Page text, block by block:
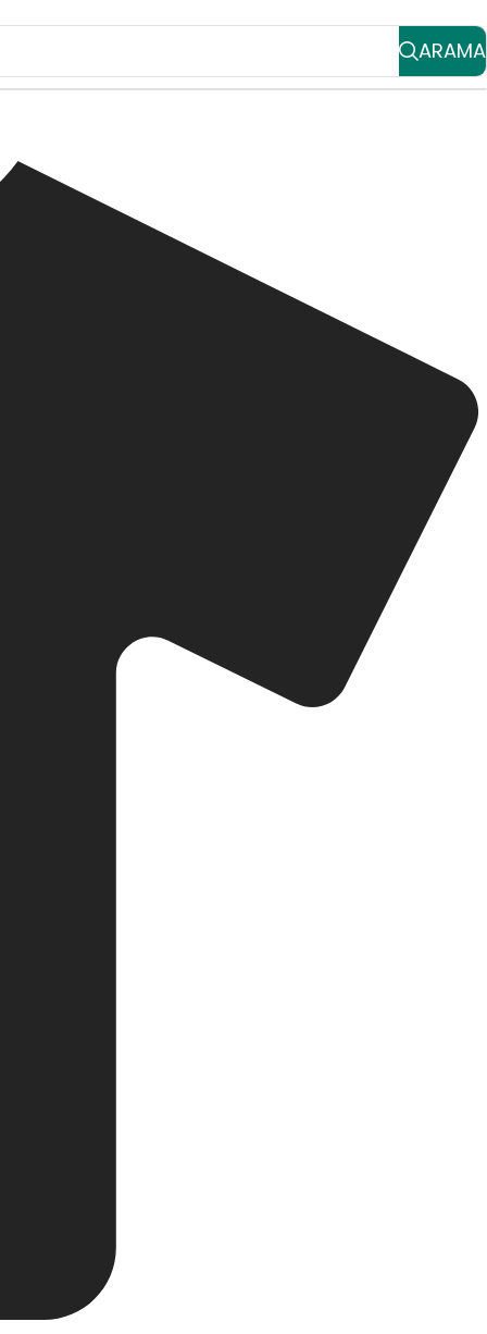
ARAMA